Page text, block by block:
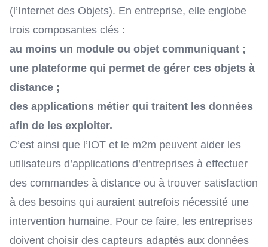
(l’Internet des Objets). En entreprise, elle englobe
trois composantes clés :
au moins un module ou objet communiquant ;
une plateforme qui permet de gérer ces objets à
distance ;
des applications métier qui traitent les données
afin de les exploiter.
C’est ainsi que l’IOT et le m2m peuvent aider les
utilisateurs d’applications d’entreprises à effectuer
des commandes à distance ou à trouver satisfaction
à des besoins qui auraient autrefois nécessité une
intervention humaine. Pour ce faire, les entreprises
doivent choisir des capteurs adaptés aux données